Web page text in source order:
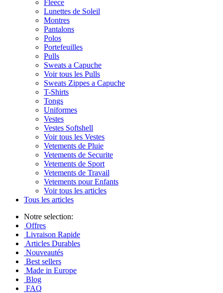
Fleece
Lunettes de Soleil
Montres
Pantalons
Polos
Portefeuilles
Pulls
Sweats a Capuche
Voir tous les Pulls
Sweats Zippes a Capuche
T-Shirts
Tongs
Uniformes
Vestes
Vestes Softshell
Voir tous les Vestes
Vetements de Pluie
Vetements de Securite
Vetements de Sport
Vetements de Travail
Vetements pour Enfants
Voir tous les articles
Tous les articles
Notre selection:
Offres
Livraison Rapide
Articles Durables
Nouveautés
Best sellers
Made in Europe
Blog
FAQ